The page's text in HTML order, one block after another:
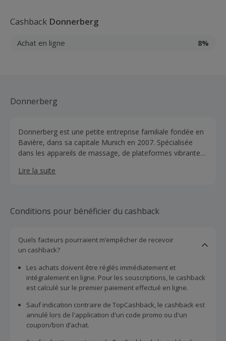
Cashback Donnerberg
Achat en ligne 8%
Donnerberg
Donnerberg est une petite entreprise familiale fondée en
Bavière, dans sa capitale Munich en 2007. Spécialisée
dans les appareils de massage, de plateformes vibrantes
toujours à améliorer ses produits ainsi qu’à répondre aux
Lire la suite
Conditions pour bénéficier du cashback
Quels facteurs pourraient m’empêcher de recevoir
un cashback?
Les achats doivent être réglés immédiatement et
intégralement en ligne. Pour les souscriptions, le cashback
est calculé sur le premier paiement effectué en ligne.
Sauf indication contraire de TopCashback, le cashback est
annulé lors de l'application d'un code promo ou d'un
coupon/bon d’achat.